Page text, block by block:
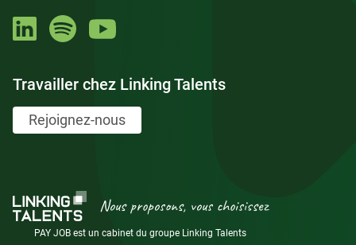
Travailler chez Linking Talents
Rejoignez-nous
Nous proposons, vous choisissez
PAY JOB est un cabinet du groupe Linking Talents